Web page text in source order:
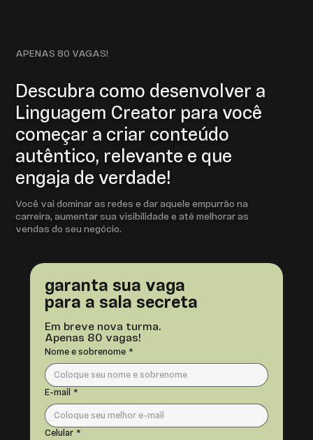
APENAS 80 VAGAS!
Descubra como desenvolver a
Linguagem Creator para você
começar a criar conteúdo
autêntico, relevante e que
engaja de verdade!
Você vai dominar as redes e dar aquele empurrão na
carreira, aumentar sua visibilidade e até melhorar as
vendas do seu negócio.
garanta sua vaga
para a sala secreta
Em breve nova turma.
Apenas 80 vagas!
Nome e sobrenome *
E-mail *
Celular *